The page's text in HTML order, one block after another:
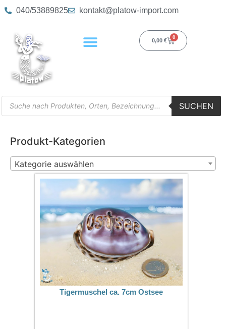
040/53889825 kontakt@platow-import.com
0,00 €
0
SUCHEN
Produkt-Kategorien
Kategorie auswählen
Tigermuschel ca. 7cm Ostsee